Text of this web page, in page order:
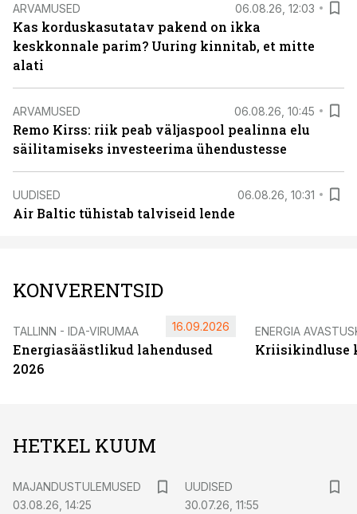
ARVAMUSED 06.08.26, 12:03
Kas korduskasutatav pakend on ikka
keskkonnale parim? Uuring kinnitab, et mitte
alati
ARVAMUSED 06.08.26, 10:45
Remo Kirss: riik peab väljaspool pealinna elu
säilitamiseks investeerima ühendustesse
UUDISED 06.08.26, 10:31
Air Baltic tühistab talviseid lende
KONVERENTSID
TALLINN - IDA-VIRUMAA
Energiasäästlikud lahendused
2026
16.09.2026 ENERGIA
Kriisikindluse
HETKEL KUUM
MAJANDUSTULEMUSED
03.08.26, 14:25
UUDISED
30.07.26, 11:55